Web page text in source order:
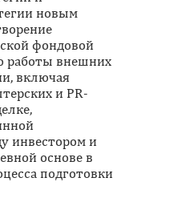
новым
фондовой
работы внешних
включая
и PR-
инвестором и
основе в
подготовки